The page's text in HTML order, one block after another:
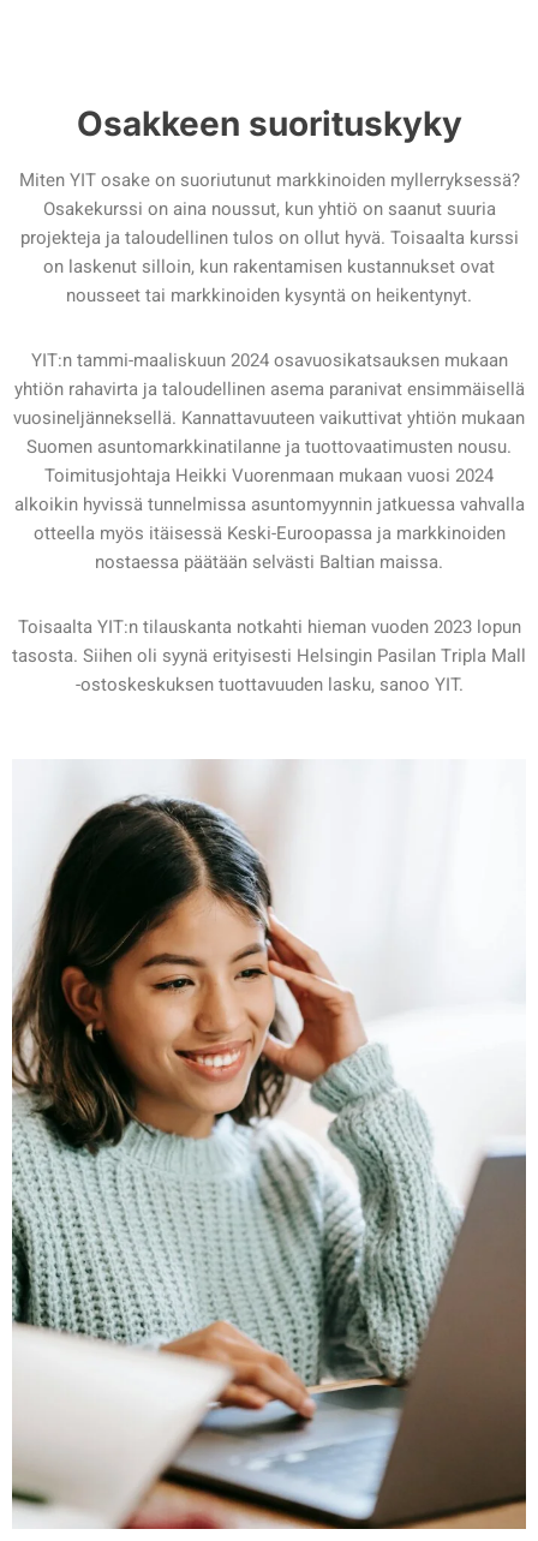
Osakkeen suorituskyky
Miten YIT osake on suoriutunut markkinoiden myllerryksessä?
Osakekurssi on aina noussut, kun yhtiö on saanut suuria
projekteja ja taloudellinen tulos on ollut hyvä. Toisaalta kurssi
on laskenut silloin, kun rakentamisen kustannukset ovat
nousseet tai markkinoiden kysyntä on heikentynyt.
YIT:n tammi-maaliskuun 2024 osavuosikatsauksen mukaan
yhtiön rahavirta ja taloudellinen asema paranivat ensimmäisellä
vuosineljänneksellä. Kannattavuuteen vaikuttivat yhtiön mukaan
Suomen asuntomarkkinatilanne ja tuottovaatimusten nousu.
Toimitusjohtaja Heikki Vuorenmaan mukaan vuosi 2024
alkoikin hyvissä tunnelmissa asuntomyynnin jatkuessa vahvalla
otteella myös itäisessä Keski-Euroopassa ja markkinoiden
nostaessa päätään selvästi Baltian maissa.
Toisaalta YIT:n tilauskanta notkahti hieman vuoden 2023 lopun
tasosta. Siihen oli syynä erityisesti Helsingin Pasilan Tripla Mall
-ostoskeskuksen tuottavuuden lasku, sanoo YIT.